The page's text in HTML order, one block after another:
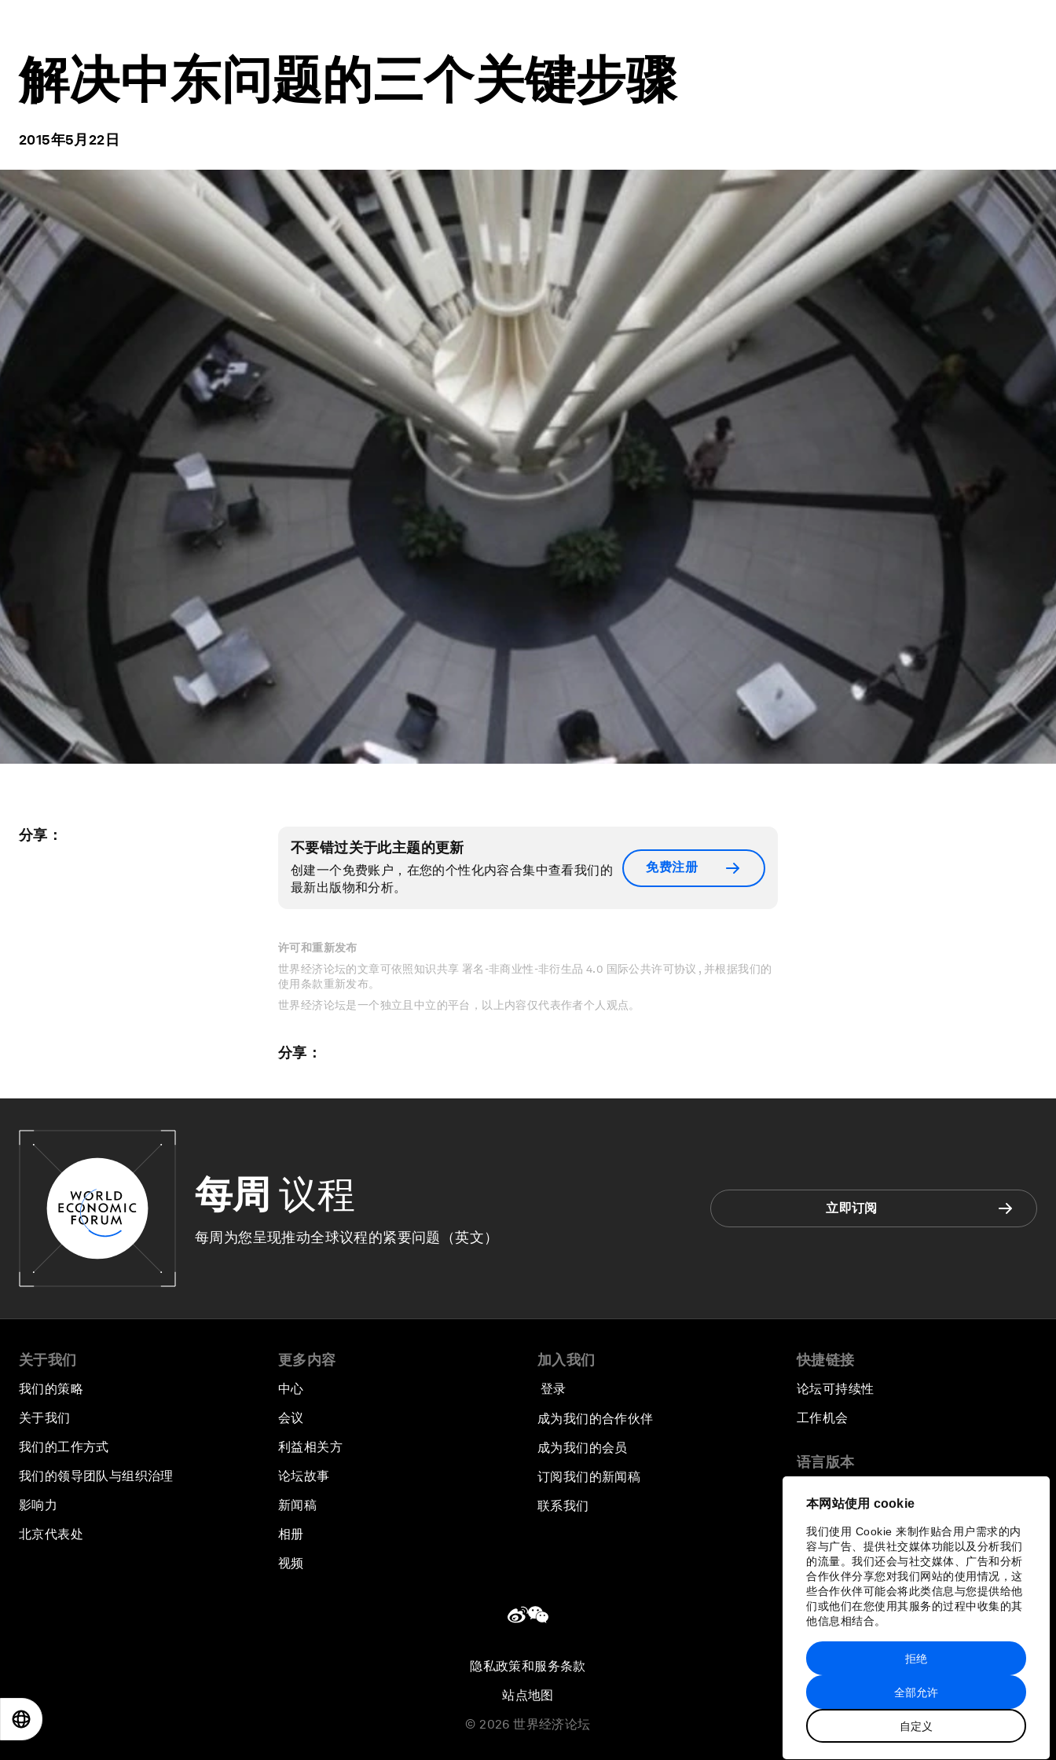
本网站使用 cookie
我们使用 Cookie 来制作贴合用户需求的内
容与广告、提供社交媒体功能以及分析我们
的流量。我们还会与社交媒体、广告和分析
合作伙伴分享您对我们网站的使用情况，这
些合作伙伴可能会将此类信息与您提供给他
们或他们在您使用其服务的过程中收集的其
他信息相结合。
全部允许
自定义
拒绝
解决中东问题的三个关键步骤
2015年5月22日
分享：
不要错过关于此主题的更新
创建一个免费账户，在您的个性化内容合集中查看我们的
最新出版物和分析。
免费注册
许可和重新发布
世界经济论坛的文章可依照知识共享 署名-非商业性-非衍生品 4.0 国际公共许可协议 , 并根据我们的
使用条款重新发布。
世界经济论坛是一个独立且中立的平台，以上内容仅代表作者个人观点。
分享：
每周 议程
每周为您呈现推动全球议程的紧要问题（英文）
立即订阅
关于我们
我们的策略
关于我们
我们的工作方式
我们的领导团队与组织治理
影响力
北京代表处
更多内容
中心
会议
利益相关方
论坛故事
新闻稿
相册
视频
加入我们
登录
成为我们的合作伙伴
成为我们的会员
订阅我们的新闻稿
联系我们
快捷链接
论坛可持续性
工作机会
语言版本
隐私政策和服务条款
站点地图
© 2026 世界经济论坛